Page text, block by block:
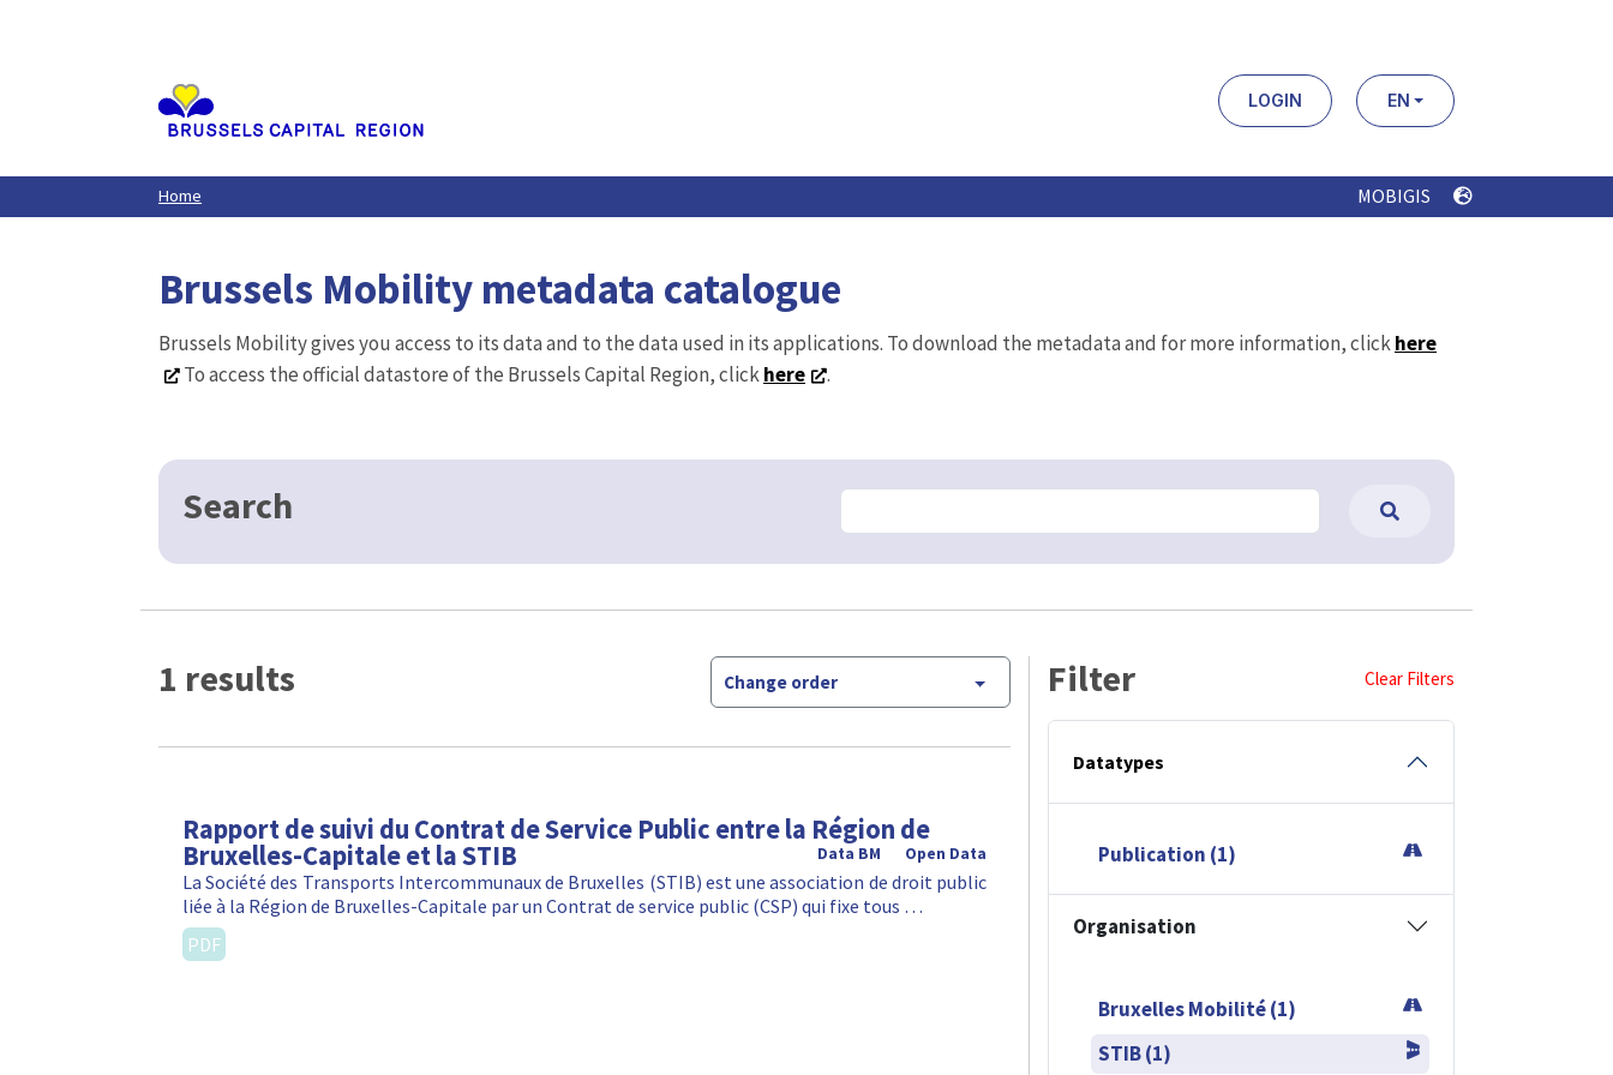
LOGIN EN
Home MOBIGIS
Brussels Mobility metadata catalogue
Brussels Mobility gives you access to its data and to the data used in its applications. To download the metadata and for more information, clickhere
To access the official datastore of the Brussels Capital Region, clickhere .
Search
1 results Change order
Rapport de suivi du Contrat de Service Public entre la Région de
Bruxelles-Capitale et la STIB Open Data
Data BM
La Société des Transports Intercommunaux de Bruxelles (STIB) est une association de droit public
liée à la Région de Bruxelles-Capitale par un Contrat de service public (CSP) qui fixe tous …
PDF
Filter Clear Filters
Datatypes
Publication (1)
Organisation
Bruxelles Mobilité (1)
STIB (1)